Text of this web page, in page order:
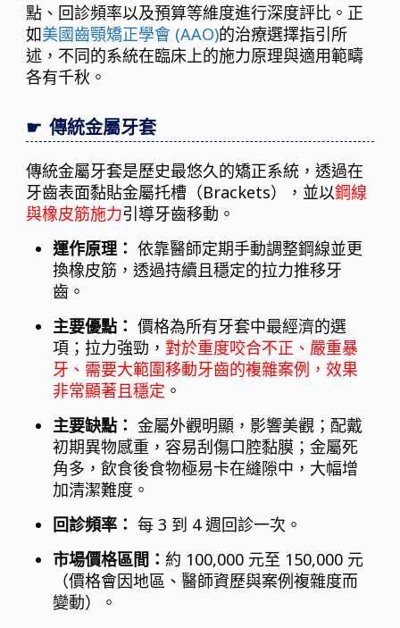
點、回診頻率以及預算等維度進行深度評比。正
如美國齒顎矯正學會 (AAO)的治療選擇指引所
述，不同的系統在臨床上的施力原理與適用範疇
各有千秋。
傳統金屬牙套
傳統金屬牙套是歷史最悠久的矯正系統，透過在
牙齒表面黏貼金屬托槽（Brackets），並以鋼線
與橡皮筋施力引導牙齒移動。
運作原理： 依靠醫師定期手動調整鋼線並更
換橡皮筋，透過持續且穩定的拉力推移牙
齒。
主要優點： 價格為所有牙套中最經濟的選
項；拉力強勁，對於重度咬合不正、嚴重暴
牙、需要大範圍移動牙齒的複雜案例，效果
非常顯著且穩定 。
主要缺點： 金屬外觀明顯，影響美觀；配戴
初期異物感重，容易刮傷口腔黏膜；金屬死
角多，飲食後食物極易卡在縫隙中，大幅增
加清潔難度。
回診頻率： 每 3 到 4 週回診一次。
市場價格區間： 約 100,000 元至 150,000 元
（價格會因地區、醫師資歷與案例複雜度而
變動）。